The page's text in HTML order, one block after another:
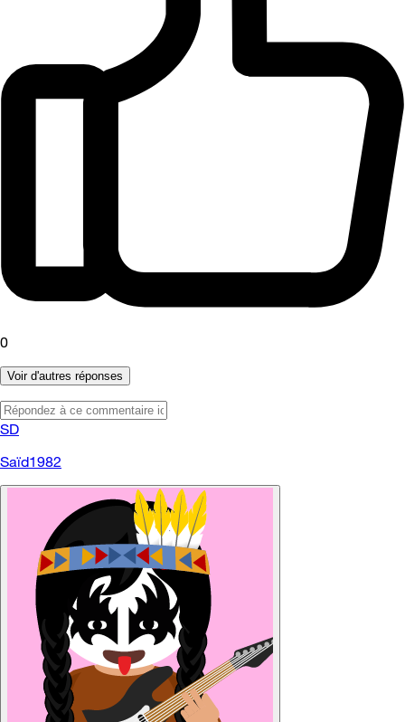
0
Voir d'autres réponses
SD
Saïd1982